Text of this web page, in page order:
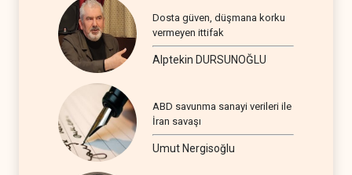
Dosta güven, düşmana korku
vermeyen ittifak
Alptekin DURSUNOĞLU
ABD savunma sanayi verileri ile
İran savaşı
Umut Nergisoğlu